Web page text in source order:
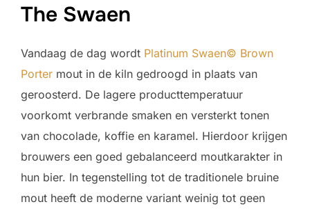
The Swaen
Vandaag de dag wordt Platinum Swaen© Brown
Porter mout in de kiln gedroogd in plaats van
geroosterd. De lagere producttemperatuur
voorkomt verbrande smaken en versterkt tonen
van chocolade, koffie en karamel. Hierdoor krijgen
brouwers een goed gebalanceerd moutkarakter in
hun bier. In tegenstelling tot de traditionele bruine
mout heeft de moderne variant weinig tot geen